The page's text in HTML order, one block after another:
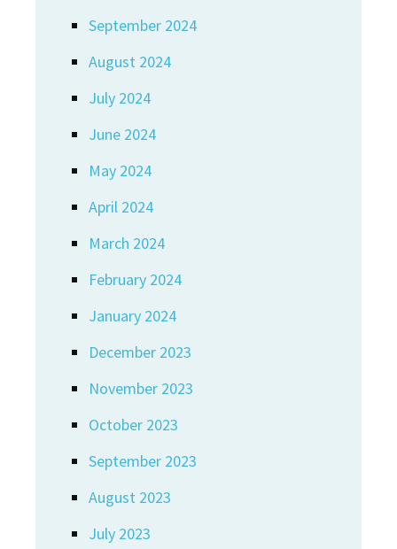
September 2024
August 2024
July 2024
June 2024
May 2024
April 2024
March 2024
February 2024
January 2024
December 2023
November 2023
October 2023
September 2023
August 2023
July 2023